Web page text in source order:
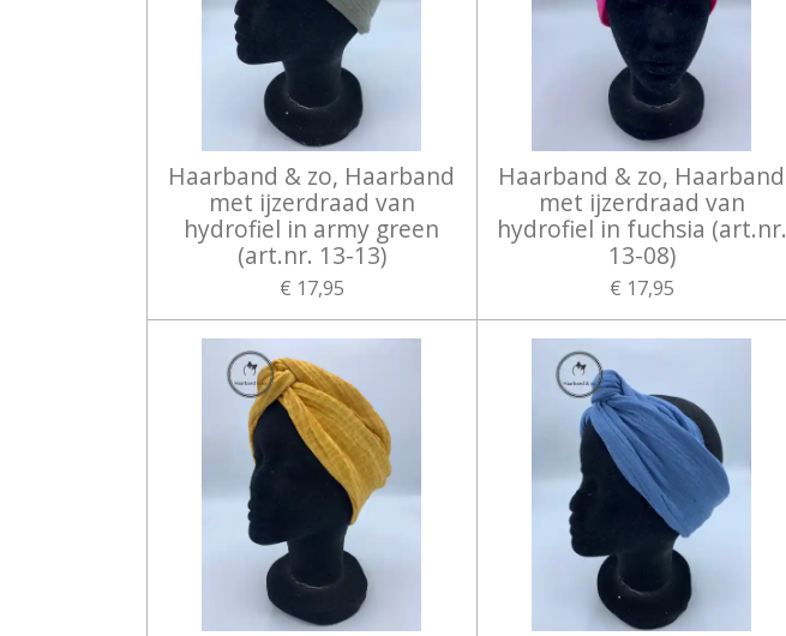
Haarband & zo, Haarband
met ijzerdraad van
hydrofiel in army green
(art.nr. 13-13)
€ 17,95
Haarband & zo, Haarband
met ijzerdraad van
hydrofiel in fuchsia (art.nr.
13-08)
€ 17,95